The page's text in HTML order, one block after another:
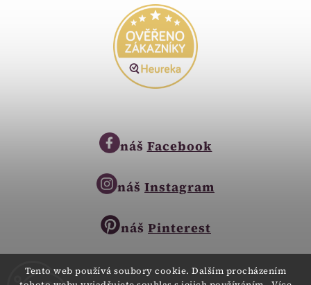
Tento web používá soubory cookie. Dalším procházením
náš Facebook
náš Instagram
náš Pinterest